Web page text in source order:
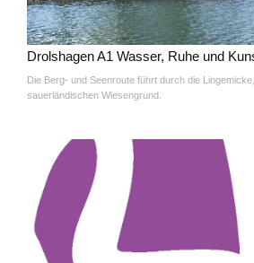
Drolshagen A1 Wasser, Ruhe und
Die Berg- und Seenroute führt durch die
sauerländischen Wiesengrund.